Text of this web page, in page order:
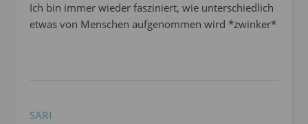
Ich bin immer wieder fasziniert, wie unterschiedlich
etwas von Menschen aufgenommen wird *zwinker*
SARI